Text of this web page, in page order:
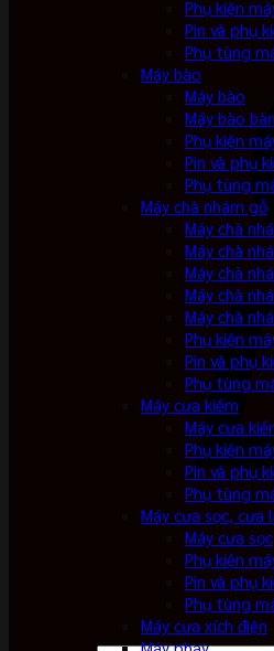
Phụ kiện
Pin và phụ
Phụ tùng
Máy bào
Máy bào
Máy bào bàn
Phụ kiện
Pin và phụ
Phụ tùng
Máy chà nhám gỗ
Máy chà
Máy chà
Máy chà
Máy chà
Máy chà
Phụ kiện
Pin và phụ
Phụ tùng
Máy cưa kiếm
Máy cưa
Phụ kiện
Pin và phụ
Phụ tùng
Máy cưa sọc, cưa
Máy cưa sọc
Phụ kiện
Pin và phụ
Phụ tùng
Máy cưa xích điện